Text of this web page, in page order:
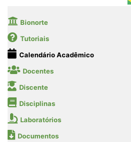
Bionorte
Tutoriais
Calendário Acadêmico
Docentes
Discente
Disciplinas
Laboratórios
Documentos